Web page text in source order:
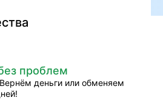
проблем
деньги или обменяем